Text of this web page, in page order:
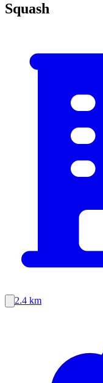
Squash
2.4 km